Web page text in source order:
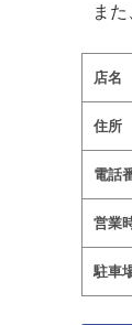
ま
店名
住所
電話
営業
駐車